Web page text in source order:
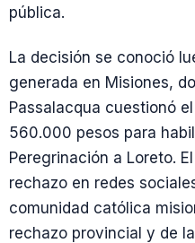
pública.
La decisión se conoció
generada en Misiones,
Passalacqua cuestionó
560.000 pesos para
Peregrinación a Loreto.
rechazo en redes
comunidad católica
rechazo provincial y de